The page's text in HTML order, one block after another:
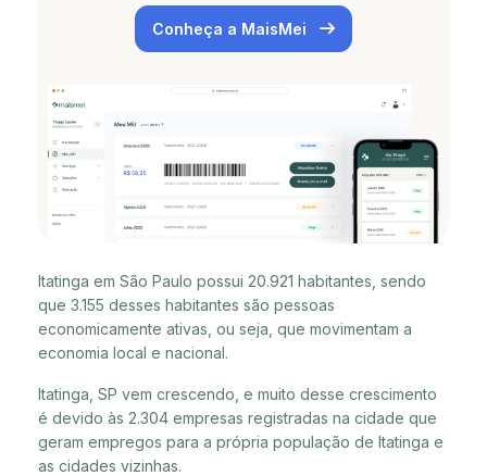
Conheça a MaisMei
Itatinga em São Paulo possui 20.921 habitantes, sendo
que 3.155 desses habitantes são pessoas
economicamente ativas, ou seja, que movimentam a
economia local e nacional.
Itatinga, SP vem crescendo, e muito desse crescimento
é devido às 2.304 empresas registradas na cidade que
geram empregos para a própria população de Itatinga e
as cidades vizinhas.